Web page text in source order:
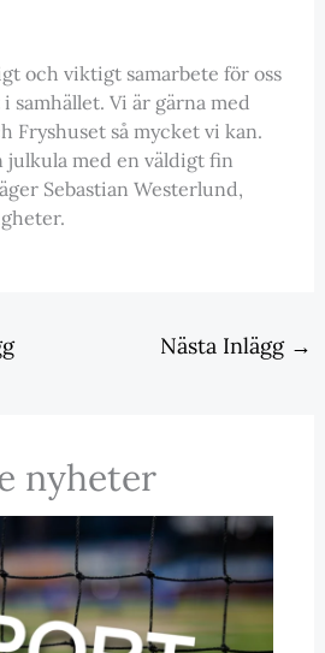
och viktigt samarbete för oss
samhället. Vi är gärna med
Fryshuset så mycket vi kan.
julkula med en väldigt fin
Sebastian Westerlund,
Nästa Inlägg →
nyheter